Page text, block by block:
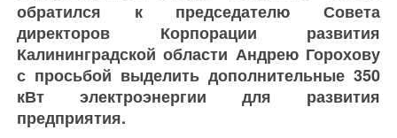
обратился к председателю Совета
директоров Корпорации развития
Калининградской области Андрею Горохову
с просьбой выделить дополнительные 350
кВт электроэнергии для развития
предприятия.